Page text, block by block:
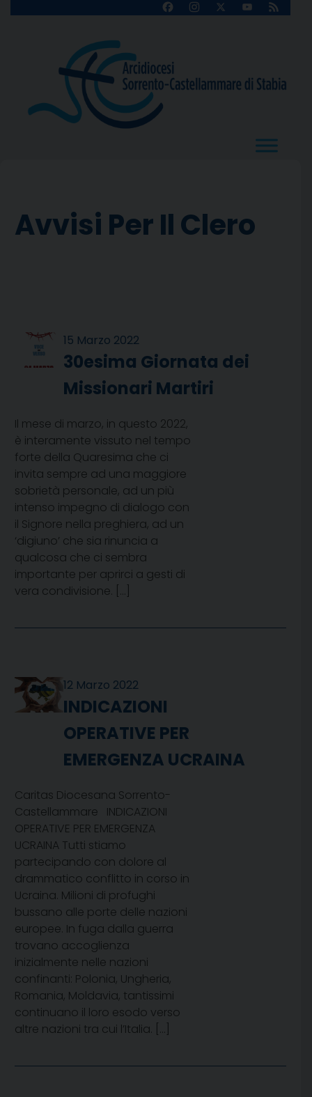
FacebookInstagram
X
YouTube
Feed
Avvisi Per Il Clero
15 Marzo 2022
30esima Giornata dei
Missionari Martiri
Il mese di marzo, in questo 2022,
è interamente vissuto nel tempo
forte della Quaresima che ci
invita sempre ad una maggiore
sobrietà personale, ad un più
intenso impegno di dialogo con
il Signore nella preghiera, ad un
‘digiuno’ che sia rinuncia a
qualcosa che ci sembra
importante per aprirci a gesti di
vera condivisione. […]
12 Marzo 2022
INDICAZIONI
OPERATIVE PER
EMERGENZA UCRAINA
Caritas Diocesana Sorrento-
Castellammare INDICAZIONI
OPERATIVE PER EMERGENZA
UCRAINA Tutti stiamo
partecipando con dolore al
drammatico conflitto in corso in
Ucraina. Milioni di profughi
bussano alle porte delle nazioni
europee. In fuga dalla guerra
trovano accoglienza
inizialmente nelle nazioni
confinanti: Polonia, Ungheria,
Romania, Moldavia, tantissimi
continuano il loro esodo verso
altre nazioni tra cui l’Italia. […]